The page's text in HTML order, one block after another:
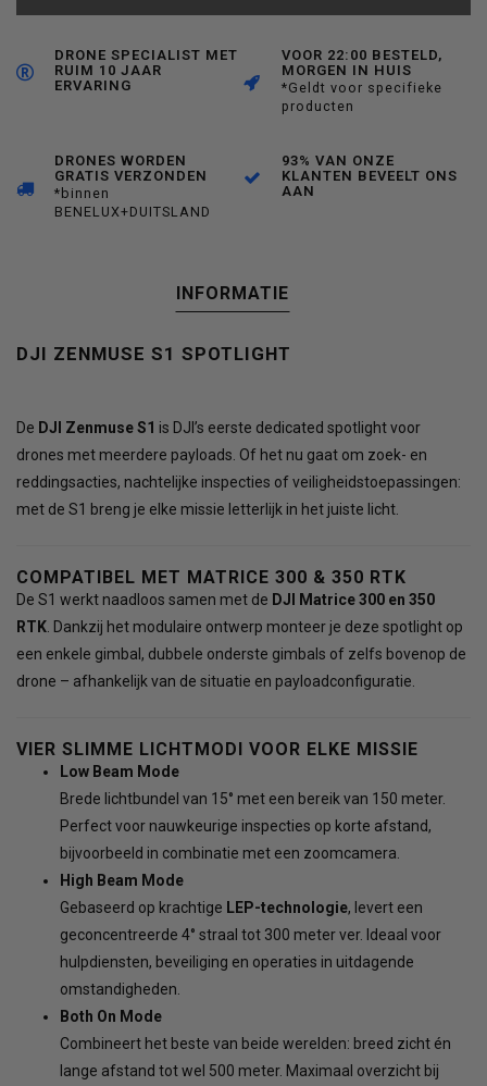
DRONE SPECIALIST MET
RUIM 10 JAAR
ERVARING
VOOR 22:00 BESTELD,
MORGEN IN HUIS
*Geldt voor specifieke
producten
DRONES WORDEN
GRATIS VERZONDEN
*binnen
BENELUX+DUITSLAND
93% VAN ONZE
KLANTEN BEVEELT ONS
AAN
INFORMATIE
DJI ZENMUSE S1 SPOTLIGHT
De DJI Zenmuse S1 is DJI’s eerste dedicated spotlight voor
drones met meerdere payloads. Of het nu gaat om zoek- en
reddingsacties, nachtelijke inspecties of veiligheidstoepassingen:
met de S1 breng je elke missie letterlijk in het juiste licht.
COMPATIBEL MET MATRICE 300 & 350 RTK
De S1 werkt naadloos samen met de DJI Matrice 300 en 350
RTK. Dankzij het modulaire ontwerp monteer je deze spotlight op
een enkele gimbal, dubbele onderste gimbals of zelfs bovenop de
drone – afhankelijk van de situatie en payloadconfiguratie.
VIER SLIMME LICHTMODI VOOR ELKE MISSIE
Low Beam Mode
Brede lichtbundel van 15° met een bereik van 150 meter.
Perfect voor nauwkeurige inspecties op korte afstand,
bijvoorbeeld in combinatie met een zoomcamera.
High Beam Mode
Gebaseerd op krachtige LEP-technologie, levert een
geconcentreerde 4° straal tot 300 meter ver. Ideaal voor
hulpdiensten, beveiliging en operaties in uitdagende
omstandigheden.
Both On Mode
Combineert het beste van beide werelden: breed zicht én
lange afstand tot wel 500 meter. Maximaal overzicht bij